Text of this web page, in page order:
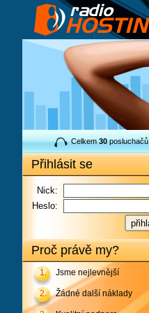
Celkem30posluchačů
Přihlásit se
Nick:
Heslo:
Proč právě my?
1. Jsme nejlevnější
2. Žádné další náklady